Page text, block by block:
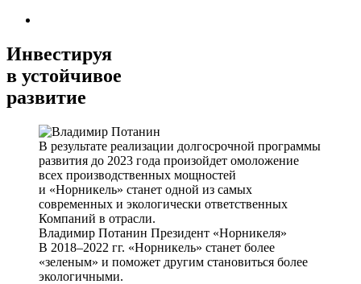
Инвестируя
в устойчивое
развитие
В результате реализации долгосрочной программы
развития до 2023 года произойдет омоложение
всех производственных мощностей
и «Норникель» станет одной из самых
современных и экологически ответственных
Компаний в отрасли.
Владимир Потанин Президент «Норникеля»
В 2018–2022 гг. «Норникель» станет более
«зеленым» и поможет другим становиться более
экологичными.